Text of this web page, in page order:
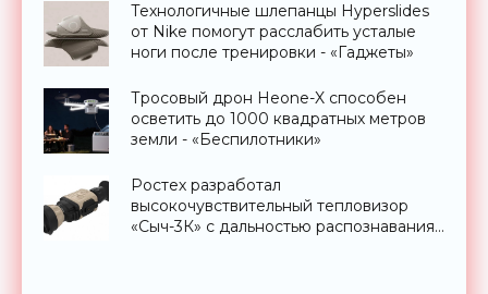
Технологичные шлепанцы Hyperslides
от Nike помогут расслабить усталые
ноги после тренировки - «Гаджеты»
Тросовый дрон Heone-X способен
осветить до 1000 квадратных метров
земли - «Беспилотники»
Ростех разработал
высокочувствительный тепловизор
«Сыч-3К» с дальностью распознавания